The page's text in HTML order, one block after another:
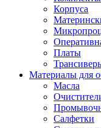
Корпуса
Платы
Материалы для
Масла
Салфетки